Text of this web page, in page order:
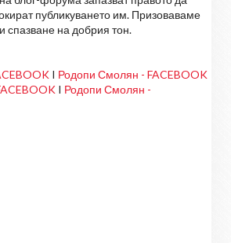
публикуването им. Призоваваме
спазване на добрия тон.
I Родопи Смолян - FACEBOOK
I Родопи Смолян -